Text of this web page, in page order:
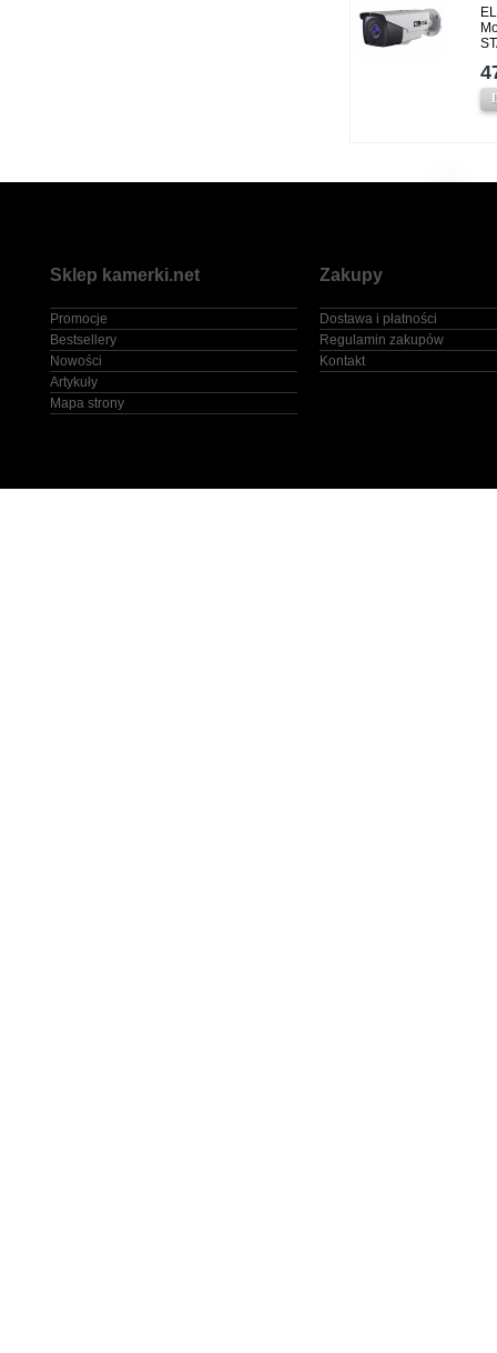
Sklep kamerki.net
Promocje
Bestsellery
Nowości
Artykuły
Mapa strony
Zakupy
Dostawa i płatności
Regulamin zakupów
Kontakt